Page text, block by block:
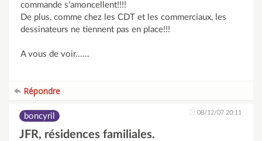
commande s'amoncellent!!!!
De plus, comme chez les CDT et les commerciaux, les
dessinateurs ne tiennent pas en place!!!
A vous de voir......
Répondre
boncyril 08/12/07 20:11
JFR, résidences familiales.